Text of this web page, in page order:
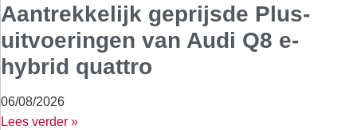
Aantrekkelijk geprijsde Plus-
uitvoeringen van Audi Q8 e-
hybrid quattro
06/08/2026
Lees verder »